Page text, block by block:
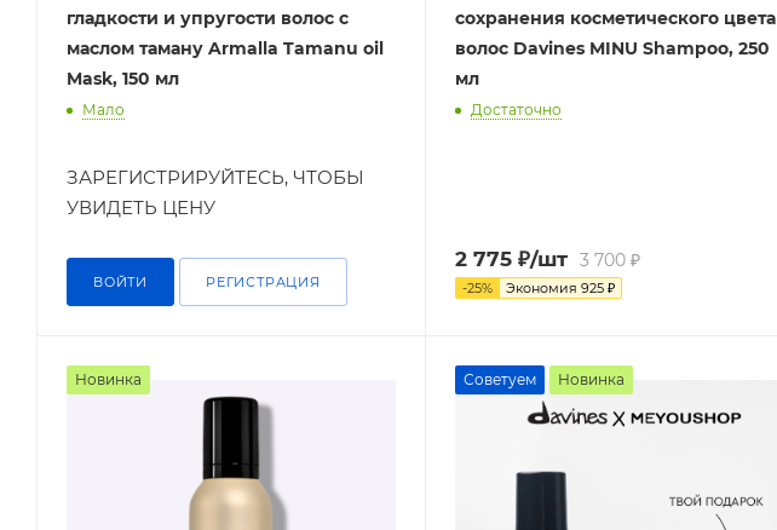
гладкости и упругости волос с
маслом таману Armalla Tamanu oil
Mask, 150 мл
Мало
ЗАРЕГИСТРИРУЙТЕСЬ, ЧТОБЫ
УВИДЕТЬ ЦЕНУ
ВОЙТИ РЕГИСТРАЦИЯ
сохранения косметического цвета
волос Davines MINU Shampoo, 250
мл
Достаточно
2 775₽/шт 3 700₽
-25% Экономия 925₽
Новинка Советуем Новинка